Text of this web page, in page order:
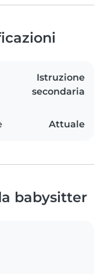
Istruzione
secondaria
Attuale
babysitter